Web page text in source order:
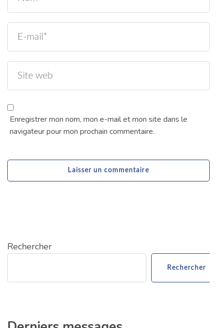
Enregistrer mon nom, mon e-mail et mon site dans le
navigateur pour mon prochain commentaire.
Rechercher
Rechercher